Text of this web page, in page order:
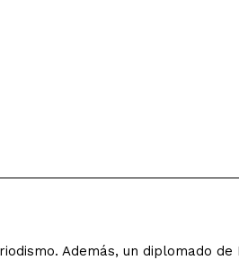
Además, un diplomado de